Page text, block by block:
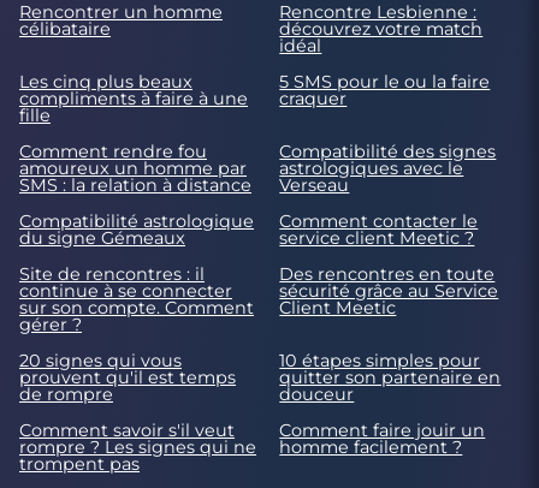
Rencontrer un homme
célibataire
Rencontre Lesbienne :
découvrez votre match
idéal
Les cinq plus beaux
compliments à faire à une
fille
5 SMS pour le ou la faire
craquer
Comment rendre fou
amoureux un homme par
SMS : la relation à distance
Compatibilité des signes
astrologiques avec le
Verseau
Compatibilité astrologique
du signe Gémeaux
Comment contacter le
service client Meetic ?
Site de rencontres : il
continue à se connecter
sur son compte. Comment
gérer ?
Des rencontres en toute
sécurité grâce au Service
Client Meetic
20 signes qui vous
prouvent qu'il est temps
de rompre
10 étapes simples pour
quitter son partenaire en
douceur
Comment savoir s'il veut
rompre ? Les signes qui ne
trompent pas
Comment faire jouir un
homme facilement ?